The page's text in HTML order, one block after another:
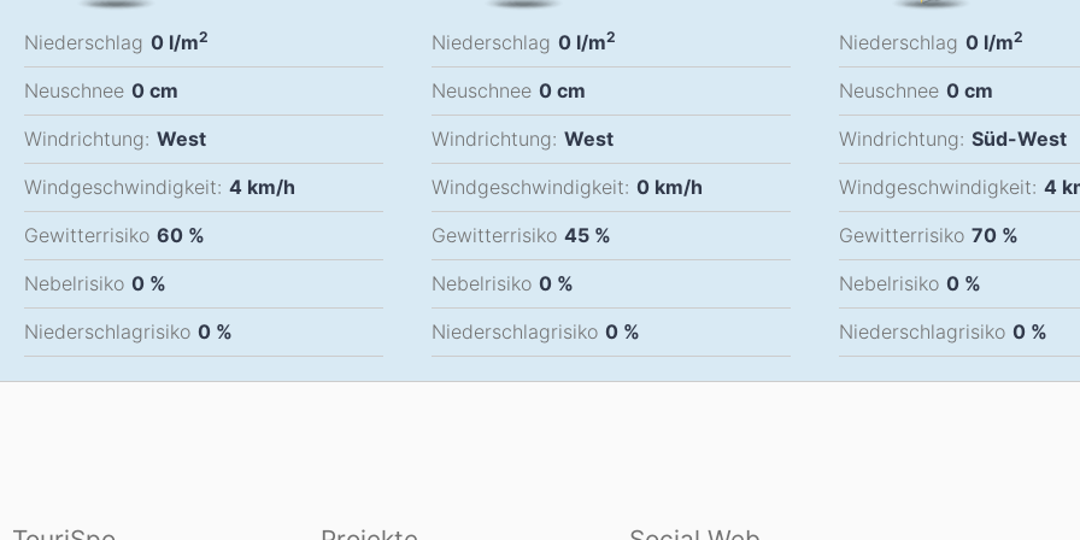
Niederschlag 0 l/m2
Neuschnee 0 cm
Windrichtung: West
Windgeschwindigkeit: 4 km/h
Gewitterrisiko 60 %
Nebelrisiko 0 %
Niederschlagrisiko 0 %
Niederschlag 0 l/m2
Neuschnee 0 cm
Windrichtung: West
Windgeschwindigkeit: 0 km/h
Gewitterrisiko 45 %
Nebelrisiko 0 %
Niederschlagrisiko 0 %
Niederschlag 0 l/m2
Neuschnee 0 cm
Windrichtung: Süd-West
Windgeschwindigkeit: 4
Gewitterrisiko 70 %
Nebelrisiko 0 %
Niederschlagrisiko 0 %